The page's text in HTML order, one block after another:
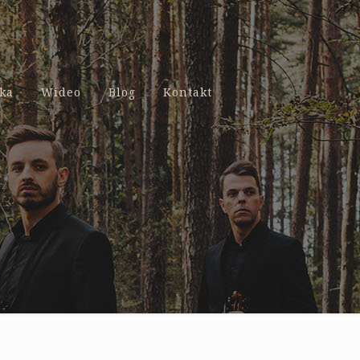
Wideo Blog Kontakt